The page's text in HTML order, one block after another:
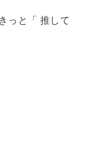
っと「 推して